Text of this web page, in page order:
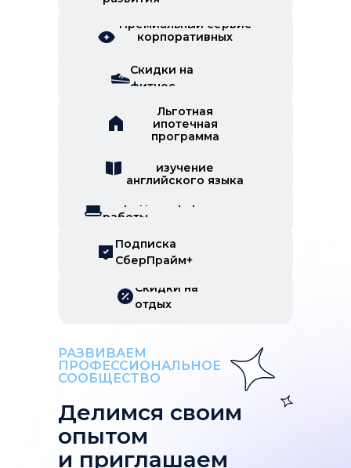
Скидки на
отдых
работы
Премиальный сервис
корпоративных
Подписка
СберПрайм+
Скидки на
фитнес
изучение
английского языка
Льготная
ипотечная
программа
РАЗВИВАЕМ
ПРОФЕССИОНАЛЬНОЕ
СООБЩЕСТВО
Делимся своим
опытом
и приглашаем